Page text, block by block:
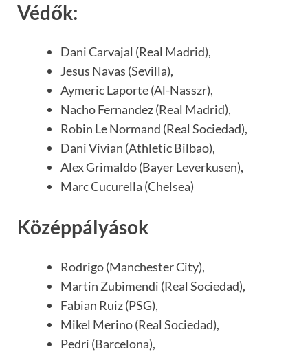
Védők:
Dani Carvajal (Real Madrid),
Jesus Navas (Sevilla),
Aymeric Laporte (Al-Nasszr),
Nacho Fernandez (Real Madrid),
Robin Le Normand (Real Sociedad),
Dani Vivian (Athletic Bilbao),
Alex Grimaldo (Bayer Leverkusen),
Marc Cucurella (Chelsea)
Középpályások
Rodrigo (Manchester City),
Martin Zubimendi (Real Sociedad),
Fabian Ruiz (PSG),
Mikel Merino (Real Sociedad),
Pedri (Barcelona),